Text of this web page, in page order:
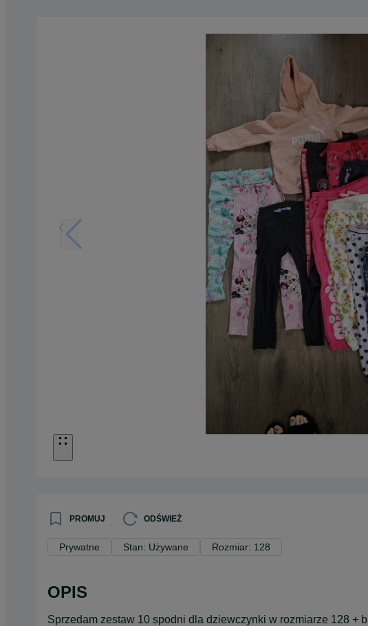
PROMUJ ODŚWIEŻ
Prywatne Stan: Używane Rozmiar: 128
OPIS
Sprzedam zestaw 10 spodni dla dziewczynki w rozmiarze 128 +